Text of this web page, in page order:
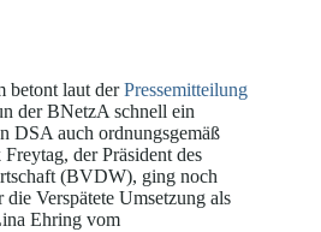
betont laut derPressemitteilung
der BNetzA schnell ein
DSA auch ordnungsgemäß
der Präsident des
(BVDW), ging noch
Verspätete Umsetzung als
Ehring vom